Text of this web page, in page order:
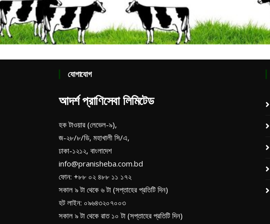
যোগাযোগ
আদর্শ প্রাণিসেবা লিমিটেড
হক টাওয়ার (লেভেল-৯),
জ-২৮/৮/ডি, মহাখালী সি/এ,
ঢাকা-১২১২, বাংলাদেশ
info@pranisheba.com.bd
ফোন: +৮৮ ০২ ৪৮৮ ১১ ১৭২
সকাল ৯ টা থেকে ৬ টা (সপ্তাহের প্রতিটি দিন)
হট লাইন: ০৯৬৪৩২০৭০০৩
সকাল ৯ টা থেকে রাত ১০ টা (সপ্তাহের প্রতিটি দিন)